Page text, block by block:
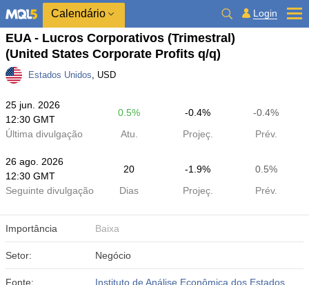
Calendário Login
EUA - Lucros Corporativos (Trimestral)
(United States Corporate Profits q/q)
Estados Unidos, USD
25 jun. 2026
12:30 GMT
0.5% -0.4%
-0.4%
Última divulgação
Atu. Projeç. Prév.
26 ago. 2026
12:30 GMT
20 -1.9%
0.5%
Seguinte divulgação
Dias Projeç. Prév.
Importância Baixa
Setor: Negócio
Fonte:
Instituto de Análise Econômica dos Estados